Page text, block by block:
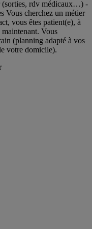
(sorties, rdv médicaux…) -
Vous cherchez un métier
vous êtes patient(e), à
Vous
(planning adapté à vos
votre domicile).